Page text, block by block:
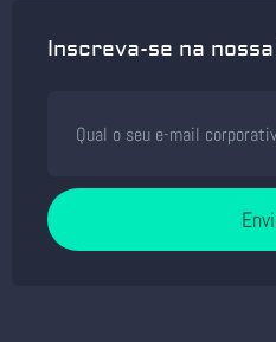
Inscreva-se na